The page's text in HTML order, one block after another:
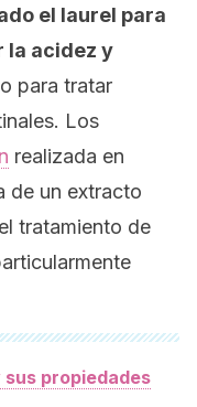
el laurel para
la acidez y
para tratar
Los
realizada en
de un extracto
tratamiento de
sus propiedades